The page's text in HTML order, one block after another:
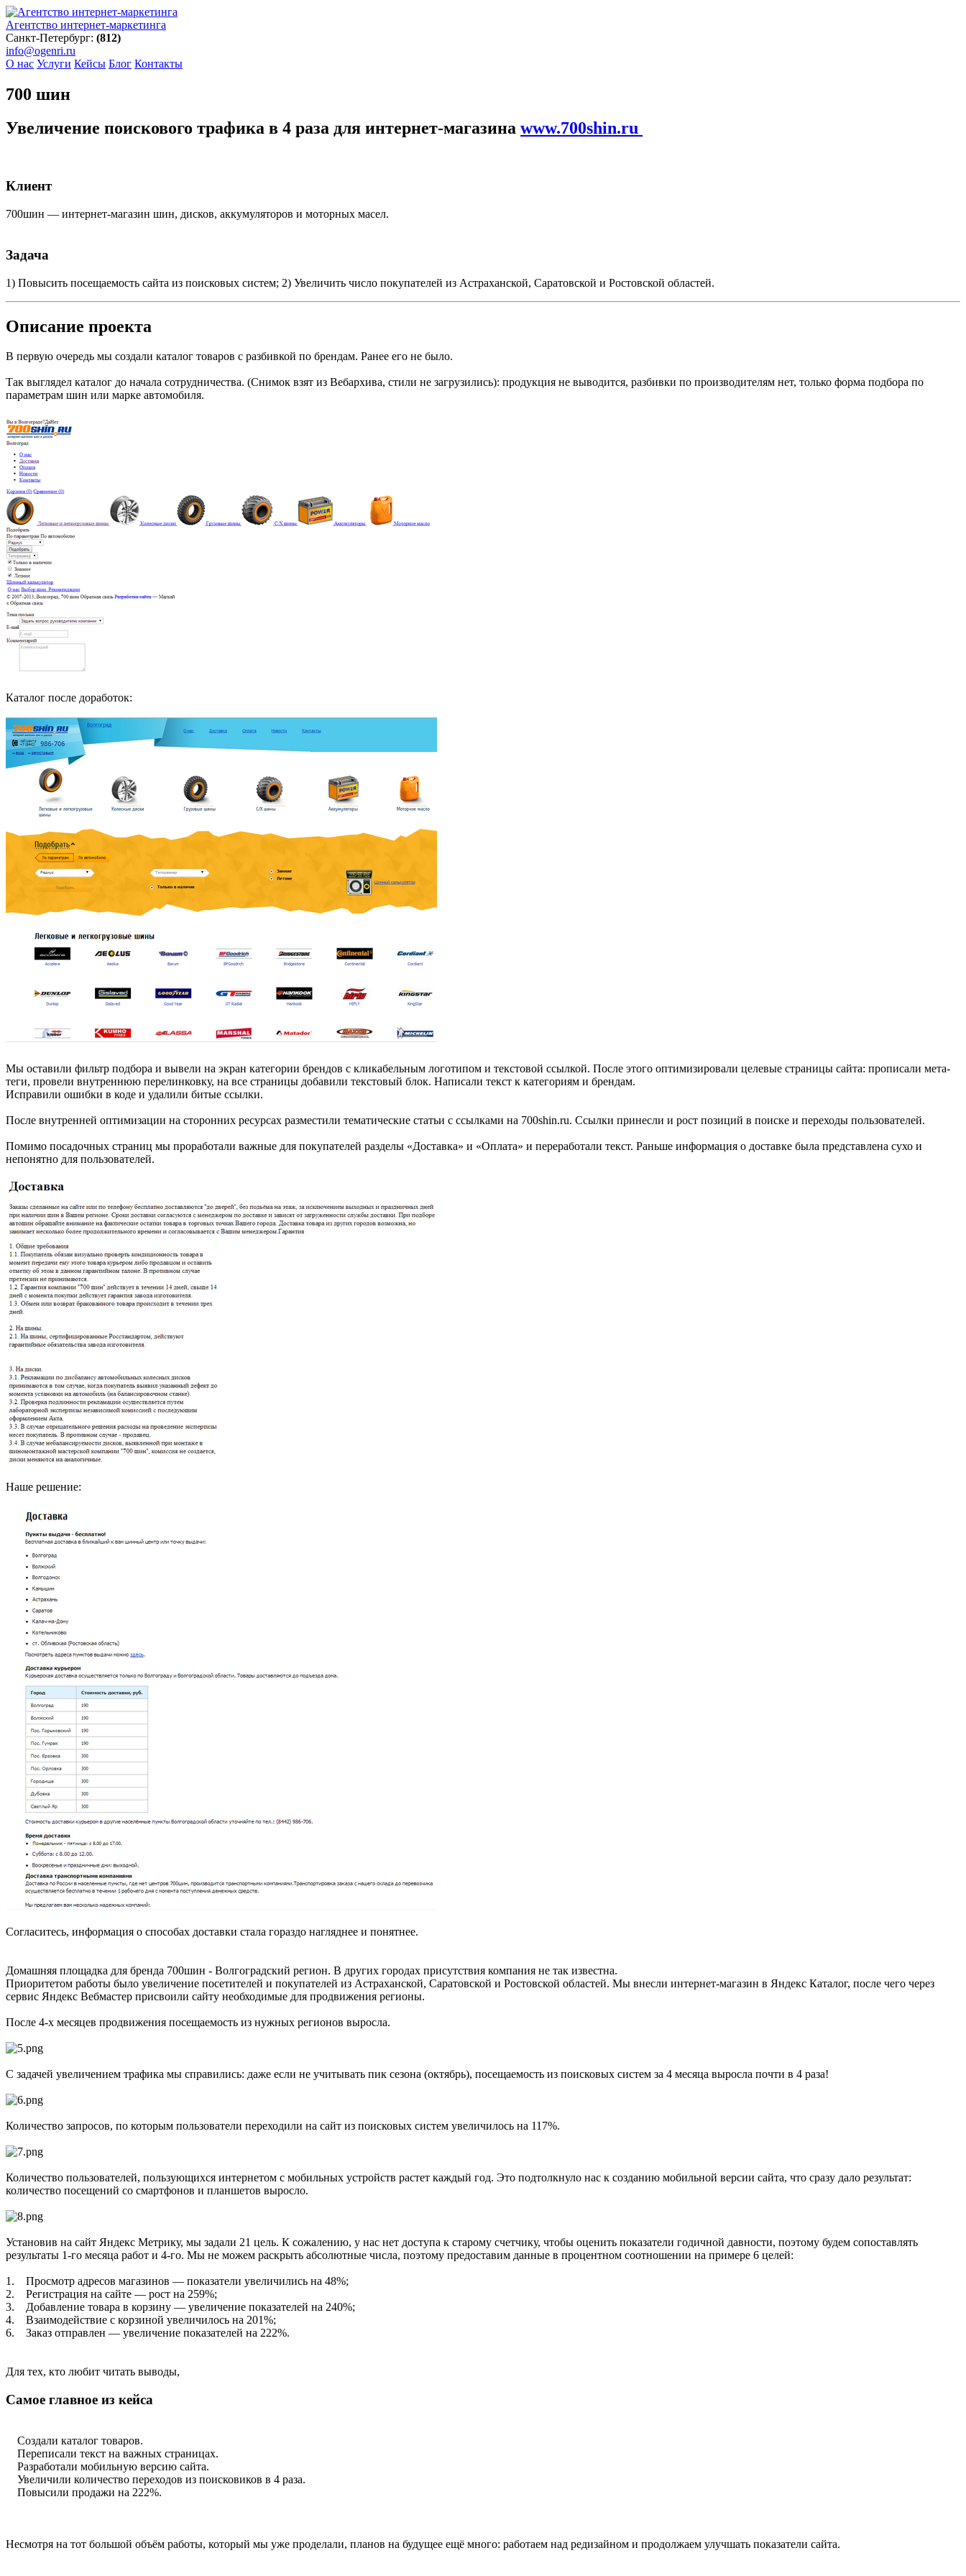
Агентство интернет-маркетинга
Санкт-Петербург: (812)
info@ogenri.ru
О нас Услуги Кейсы Блог Контакты
700 шин
Увеличение поискового трафика в 4 раза для интернет-магазина www.700shin.ru
Клиент
700шин — интернет-магазин шин, дисков, аккумуляторов и моторных масел.
Задача
1) Повысить посещаемость сайта из поисковых систем; 2) Увеличить число покупателей из Астраханской, Саратовской и Ростовской областей.
Описание проекта
В первую очередь мы создали каталог товаров с разбивкой по брендам. Ранее его не было.
Так выглядел каталог до начала сотрудничества. (Снимок взят из Вебархива, стили не загрузились): продукция не выводится, разбивки по производителям нет, только форма подбора по
параметрам шин или марке автомобиля.
Каталог после доработок:
Мы оставили фильтр подбора и вывели на экран категории брендов с кликабельным логотипом и текстовой ссылкой. После этого оптимизировали целевые страницы сайта: прописали мета-
теги, провели внутреннюю перелинковку, на все страницы добавили текстовый блок. Написали текст к категориям и брендам.
Исправили ошибки в коде и удалили битые ссылки.
После внутренней оптимизации на сторонних ресурсах разместили тематические статьи с ссылками на 700shin.ru. Ссылки принесли и рост позиций в поиске и переходы пользователей.
Помимо посадочных страниц мы проработали важные для покупателей разделы «Доставка» и «Оплата» и переработали текст. Раньше информация о доставке была представлена сухо и
непонятно для пользователей.
Наше решение:
Согласитесь, информация о способах доставки стала гораздо нагляднее и понятнее.
Домашняя площадка для бренда 700шин - Волгоградский регион. В других городах присутствия компания не так известна.
Приоритетом работы было увеличение посетителей и покупателей из Астраханской, Саратовской и Ростовской областей. Мы внесли интернет-магазин в Яндекс Каталог, после чего через
сервис Яндекс Вебмастер присвоили сайту необходимые для продвижения регионы.
После 4-х месяцев продвижения посещаемость из нужных регионов выросла.
С задачей увеличением трафика мы справились: даже если не учитывать пик сезона (октябрь), посещаемость из поисковых систем за 4 месяца выросла почти в 4 раза!
Количество запросов, по которым пользователи переходили на сайт из поисковых систем увеличилось на 117%.
Количество пользователей, пользующихся интернетом с мобильных устройств растет каждый год. Это подтолкнуло нас к созданию мобильной версии сайта, что сразу дало результат:
количество посещений со смартфонов и планшетов выросло.
Установив на сайт Яндекс Метрику, мы задали 21 цель. К сожалению, у нас нет доступа к старому счетчику, чтобы оценить показатели годичной давности, поэтому будем сопоставлять
результаты 1-го месяца работ и 4-го. Мы не можем раскрыть абсолютные числа, поэтому предоставим данные в процентном соотношении на примере 6 целей:
1. Просмотр адресов магазинов — показатели увеличились на 48%;
2. Регистрация на сайте — рост на 259%;
3. Добавление товара в корзину — увеличение показателей на 240%;
4. Взаимодействие с корзиной увеличилось на 201%;
6. Заказ отправлен — увеличение показателей на 222%.
Для тех, кто любит читать выводы,
Самое главное из кейса
Создали каталог товаров.
Переписали текст на важных страницах.
Разработали мобильную версию сайта.
Увеличили количество переходов из поисковиков в 4 раза.
Повысили продажи на 222%.
Несмотря на тот большой объём работы, который мы уже проделали, планов на будущее ещё много: работаем над редизайном и продолжаем улучшать показатели сайта.